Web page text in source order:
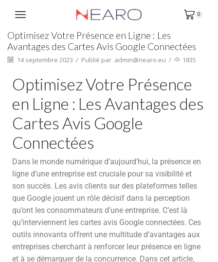
0
Optimisez Votre Présence en Ligne : Les
Avantages des Cartes Avis Google Connectées
14 septembre 2023 / Publié par admin@nearo.eu / 1835
Optimisez Votre Présence
en Ligne : Les Avantages des
Cartes Avis Google
Connectées
Dans le monde numérique d’aujourd’hui, la présence en
ligne d’une entreprise est cruciale pour sa visibilité et
son succès. Les avis clients sur des plateformes telles
que Google jouent un rôle décisif dans la perception
qu’ont les consommateurs d’une entreprise. C’est là
qu’interviennent les cartes avis Google connectées. Ces
outils innovants offrent une multitude d’avantages aux
entreprises cherchant à renforcer leur présence en ligne
et à se démarquer de la concurrence. Dans cet article,